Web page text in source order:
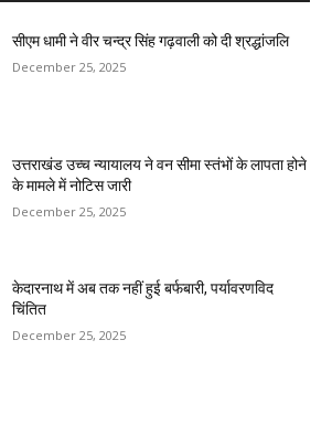
सीएम धामी ने वीर चन्द्र सिंह गढ़वाली को दी श्रद्धांजलि
December 25, 2025
उत्तराखंड उच्च न्यायालय ने वन सीमा स्तंभों के लापता होने
के मामले में नोटिस जारी
December 25, 2025
केदारनाथ में अब तक नहीं हुई बर्फबारी, पर्यावरणविद
चिंतित
December 25, 2025